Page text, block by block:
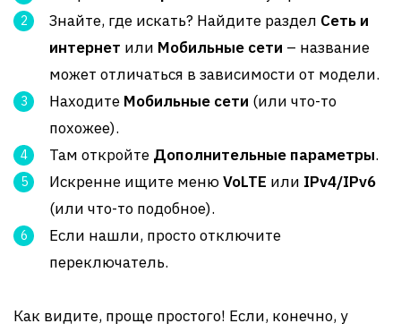
Знайте, где искать? Найдите раздел Сеть и
интернет или Мобильные сети – название
может отличаться в зависимости от модели.
Находите Мобильные сети (или что-то
похожее).
Там откройте Дополнительные параметры.
Искренне ищите менюVoLTE или IPv4/IPv6
(или что-то подобное).
Если нашли, просто отключите
переключатель.
Как видите, проще простого! Если, конечно, у